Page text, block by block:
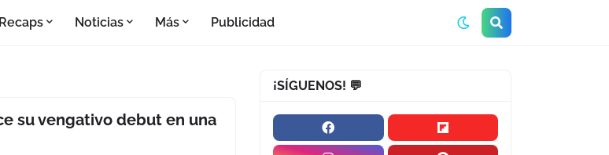
Recaps Noticias Más Publicidad
su vengativo debut en una
¡SÍGUENOS! 💬